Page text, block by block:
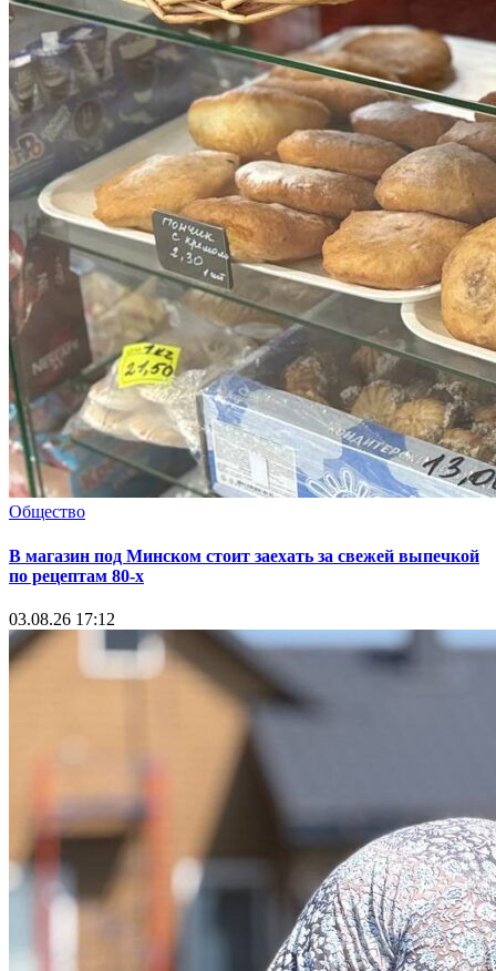
Общество
В магазин под Минском стоит заехать за свежей выпечкой
по рецептам 80-х
03.08.26 17:12